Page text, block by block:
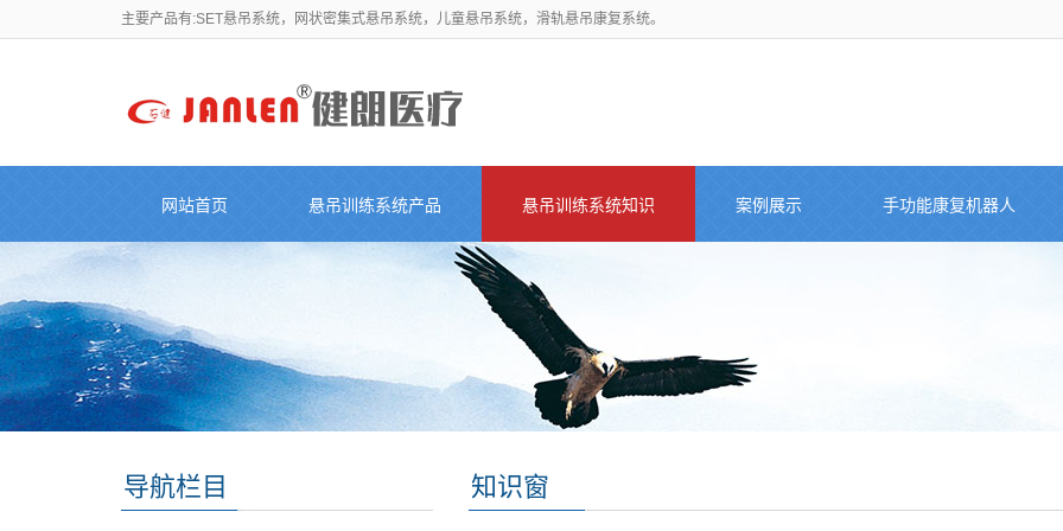
主要产品有:SET悬吊系统，网状密集式悬吊系统，儿童悬吊系统，滑轨悬吊康复系统。
网站首页 悬吊训练系统产品 悬吊训练系统知识 案例展示 手功能康复机器人
知识窗
导航栏目